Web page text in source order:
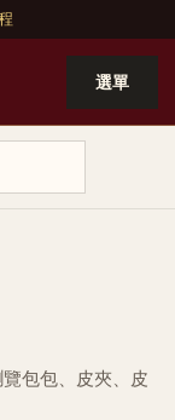
選單
包包、皮夾、皮